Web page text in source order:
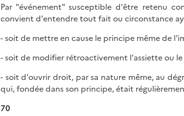
Par "événement" susceptible d'être retenu
convient d'entendre tout fait ou circonstance
- soit de mettre en cause le principe même de
- soit de modifier rétroactivement l'assiette ou
- soit d'ouvrir droit, par sa nature même, au
qui, fondée dans son principe, était
70